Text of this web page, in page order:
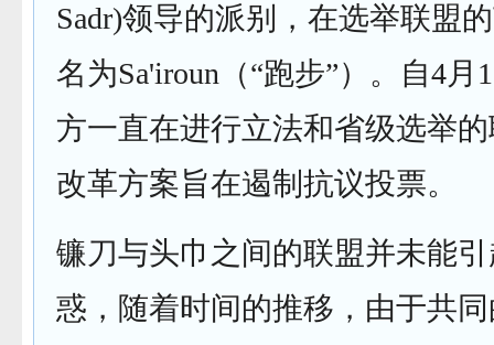
Sadr)领导的派别，在选举联盟
名为Sa'iroun（“跑步”）。自4月
方一直在进行立法和省级选举
改革方案旨在遏制抗议投票。
镰刀与头巾之间的联盟并未能
惑，随着时间的推移，由于共